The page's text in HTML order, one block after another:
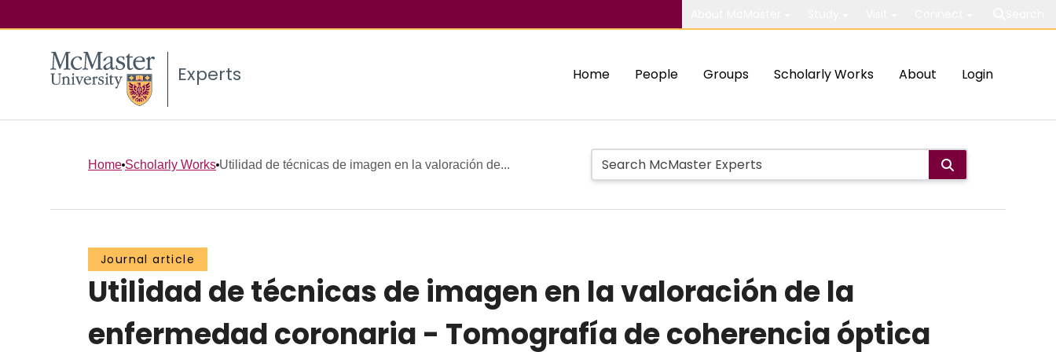
Experts Home People Groups Scholarly Works About Login
Home Scholarly Works Utilidad de técnicas de imagen en la valoración de...
Journal article
Utilidad de técnicas de imagen en la valoración de la
enfermedad coronaria - Tomografía de coherencia óptica